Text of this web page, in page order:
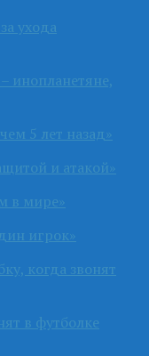
ухода
инопланетяне,
5 лет назад»
и атакой»
в мире»
игрок»
когда звонят
в футболке